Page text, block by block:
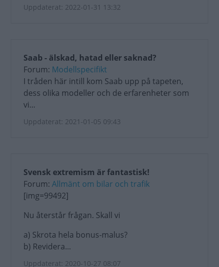
Uppdaterat: 2022-01-31 13:32
Saab - älskad, hatad eller saknad?
Forum: Modellspecifikt
I tråden här intill kom Saab upp på tapeten,
dess olika modeller och de erfarenheter som
vi...
Uppdaterat: 2021-01-05 09:43
Svensk extremism är fantastisk!
Forum: Allmänt om bilar och trafik
[img=99492]
Nu återstår frågan. Skall vi
a) Skrota hela bonus-malus?
b) Revidera...
Uppdaterat: 2020-10-27 08:07